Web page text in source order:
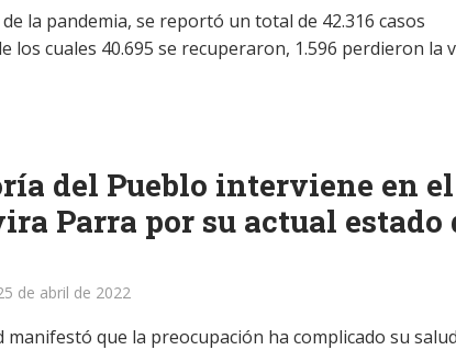
la pandemia, se reportó un total de 42.316 casos
los cuales 40.695 se recuperaron, 1.596 perdieron la
del Pueblo interviene en el
Parra por su actual estado
de abril de 2022
manifestó que la preocupación ha complicado su